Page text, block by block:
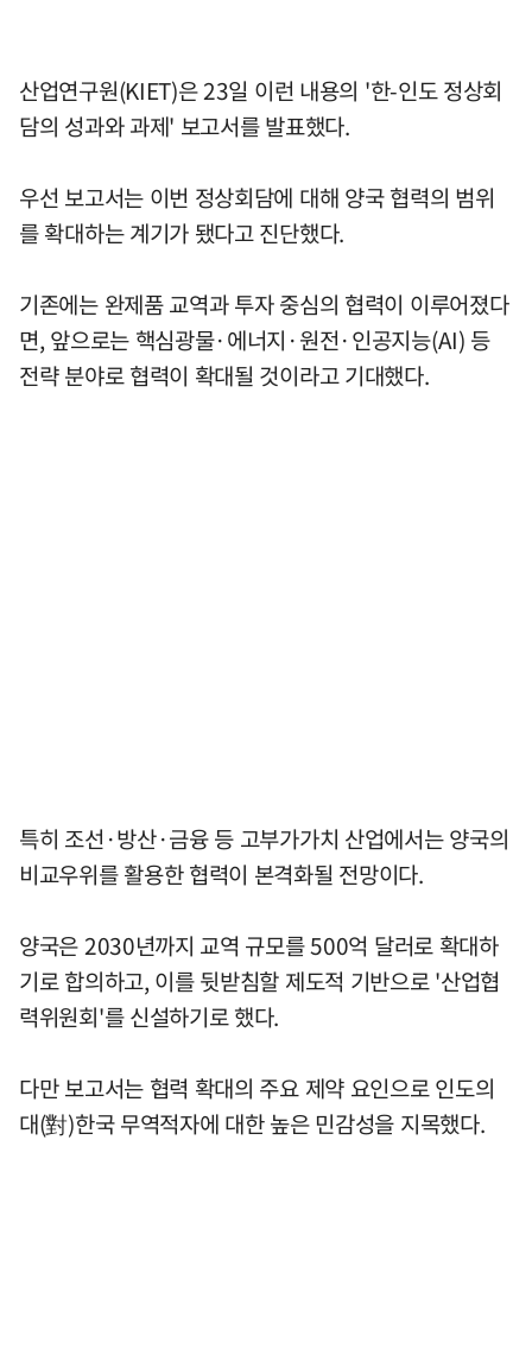
산업연구원(KIET)은 23일 이런 내용의 '한-인도 정상회
담의 성과와 과제' 보고서를 발표했다.
우선 보고서는 이번 정상회담에 대해 양국 협력의 범위
를 확대하는 계기가 됐다고 진단했다.
기존에는 완제품 교역과 투자 중심의 협력이 이루어졌다
면, 앞으로는 핵심광물·에너지·원전·인공지능(AI) 등
전략 분야로 협력이 확대될 것이라고 기대했다.
특히 조선·방산·금융 등 고부가가치 산업에서는 양국의
비교우위를 활용한 협력이 본격화될 전망이다.
양국은 2030년까지 교역 규모를 500억 달러로 확대하
기로 합의하고, 이를 뒷받침할 제도적 기반으로 '산업협
력위원회'를 신설하기로 했다.
다만 보고서는 협력 확대의 주요 제약 요인으로 인도의
대(對)한국 무역적자에 대한 높은 민감성을 지목했다.